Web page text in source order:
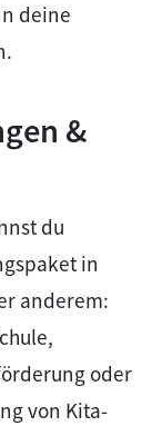
deine
&
du
in
anderem:
oder
von Kita-